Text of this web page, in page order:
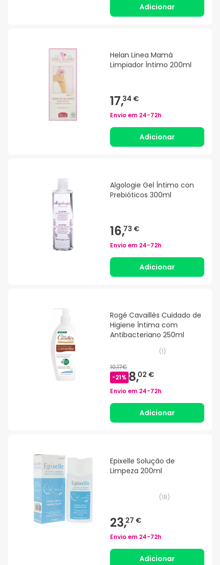
Adicionar
Helan Linea Mamá
Limpiador Íntimo 200ml
17,34 €
Envio em 24-72h
Adicionar
Algologie Gel Íntimo con
Prebióticos 300ml
16,73 €
Envio em 24-72h
Adicionar
Rogé Cavaillès Cuidado de
Higiene Íntima com
Antibacteriano 250ml
(1)
10,17€
-21% 8,02 €
Envio em 24-72h
Adicionar
Epixelle Solução de
Limpeza 200ml
(18)
23,27 €
Envio em 24-72h
Adicionar